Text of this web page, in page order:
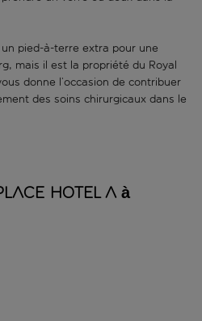
pied-à-terre extra pour une
mais il est la propriété du Royal
donne l’occasion de contribuer
des soins chirurgicaux dans le
Hotel a à